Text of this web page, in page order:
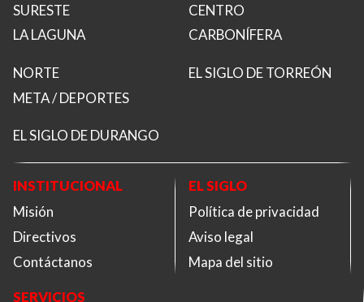
SURESTE
LA LAGUNA
CENTRO
CARBONÍFERA
NORTE
META / DEPORTES
EL SIGLO DE TORREÓN
EL SIGLO DE DURANGO
INSTITUCIONAL
Misión
Directivos
Contáctanos
EL SIGLO
Política de privacidad
Aviso legal
Mapa del sitio
SERVICIOS